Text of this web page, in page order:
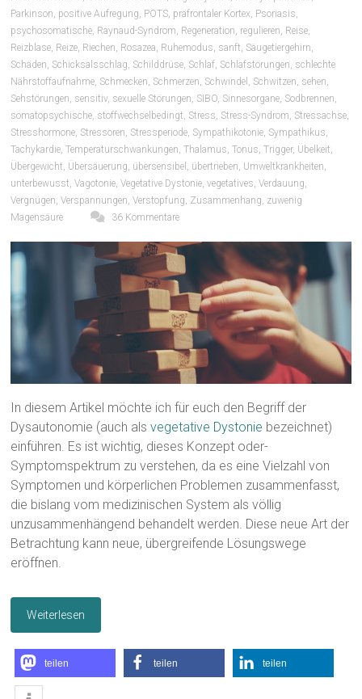
Parkinson, positive Aufregung, POTS, präfrontaler Kortex, Psoriasis,
psychosomatische, Raynaud-Syndrom, Regeneration, regulieren, Reise,
Reizblase, Reize, Riechen, Rosazea, Ruhemodus, sanft, Säugetiergehirn,
Schäden, Schicksalsschlag, Schilddrüse, Schlaf, Schlafstörungen, schlechte
Nährstoffaufnahme, Schmecken, Schmerzen, Schwindel , Schwitzen, sehen,
Sehstörungen, sensitiv, sexuelle Störungen, SIBO, Sinnesorgane, Sodbrennen,
somatopsychische, stoffwechselbedingt, Stress, Stress-Syndrom, Stressachse,
Stresshormone, Stressoren, Stressperiode, Sympathikotonie, Sympathikus,
Tachykardie,Temperaturschwankungen,Thalamus,Tonus,Trigger, Übelkeit,
Übergewicht, Übersäuerung, übersensibel , übertrieben, Umweltkrankheiten,
unterbewusst,Vagotonie,Vegetative Dystonie,vegetatives,Verdauung,
Vergnügen,Verspannungen,Verstopfung, Zusammenhang, zuwenig
Magensäure
36 Kommentare
In diesem Artikel möchte ich für euch den Begriff der
Dysautonomie (auch alsvegetative Dystonie bezeichnet)
einführen. Es ist wichtig, dieses Konzept oder-
Symptomspektrum zu verstehen, da es eine Vielzahl von
Symptomen und körperlichen Problemen zusammenfasst,
die bislang vom medizinischen System als völlig
unzusammenhängend behandelt werden. Diese neue Art der
Betrachtung kann neue, übergreifende Lösungswege
eröffnen.
Weiterlesen
teilen teilen teilen